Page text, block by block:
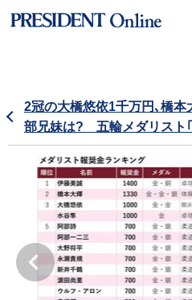
2冠の大橋悠依1千万円､橋
部兄妹は? 五輪メダリスト